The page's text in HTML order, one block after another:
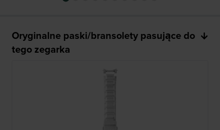
Oryginalne paski/bransolety pasujące do
tego zegarka